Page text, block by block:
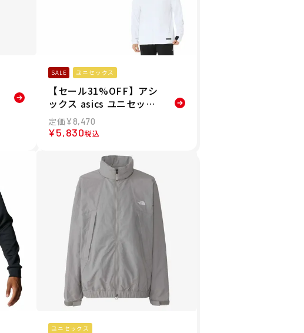
SALE ユニセックス
【セール31%OFF】アシ
ックス asics ユニセック
ス ドライ ストレッチ ニ
ット ジャケット ジャケッ
¥8,470
¥5,830税込
ユニセックス